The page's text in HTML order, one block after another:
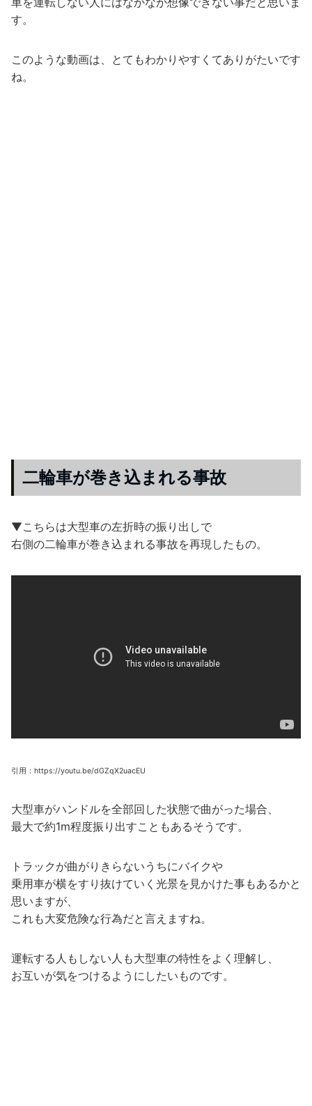
す。
このような動画は、とてもわかりやすくてありがたいです
ね。
二輪車が巻き込まれる事故
▼こちらは大型車の左折時の振り出しで
右側の二輪車が巻き込まれる事故を再現したもの。
引用：https://youtu.be/dGZqX2uacEU
大型車がハンドルを全部回した状態で曲がった場合、
最大で約1m程度振り出すこともあるそうです。
トラックが曲がりきらないうちにバイクや
乗用車が横をすり抜けていく光景を見かけた事もあるかと
思いますが、
これも大変危険な行為だと言えますね。
運転する人もしない人も大型車の特性をよく理解し、
お互いが気をつけるようにしたいものです。